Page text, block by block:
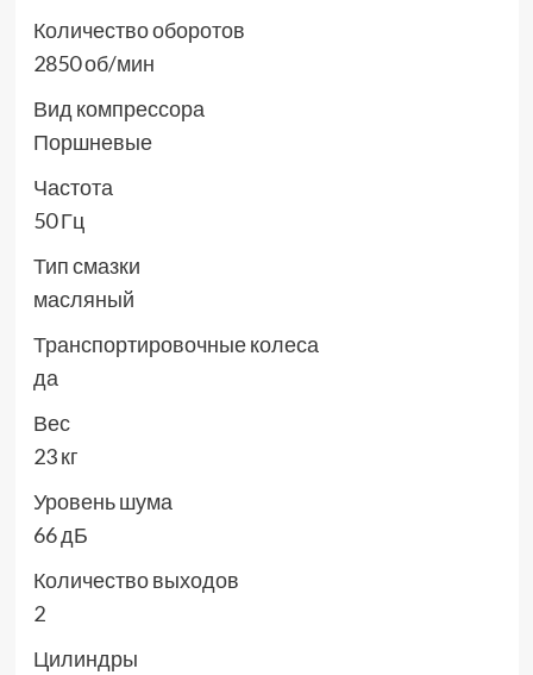
Количество оборотов
2850 об/мин
Вид компрессора
Поршневые
Частота
50 Гц
Тип смазки
масляный
Транспортировочные колеса
да
Вес
23 кг
Уровень шума
66 дБ
Количество выходов
2
Цилиндры